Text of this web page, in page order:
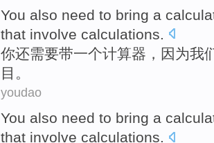
You also need to bring a
that involve calculations
你还需要带一个计算器 ，因为我
目。
youdao
You also need to bring a
that involve calculations.